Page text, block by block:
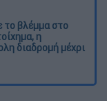
βλέμμα στο
η
διαδρομή μέχρι